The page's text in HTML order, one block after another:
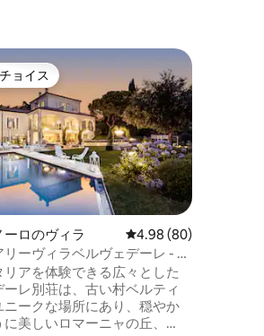
ストチョイスです。
ョイス
ロのヴィラ レビュー80件、5つ星
4.98 (80)
ーヴィラベルヴェデーレ - プ
きの海の眺望
アを体験できる広々とした
レ別荘は、古い村ベルティ
ニークな場所にあり、穏やか
美しいロマーニャの丘、